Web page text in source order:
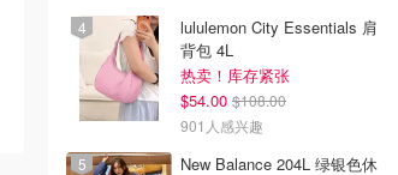
2026韩国电影推荐 | 最新
好看的韩国电影排行榜，
必看盘点！8月最新！(持
2026美国即将上映电影推
荐 - 万众期待的热门大片
- 8月最新: 《末世行者》
lululemon City Essentials 肩
背包 4L
热卖！库存紧张
$54.00 $108.00
901人感兴趣
New Balance 204L 绿银色休